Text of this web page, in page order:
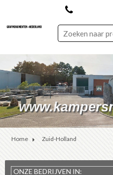
Home Zuid-Holland